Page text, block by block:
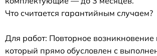
Что считается гарантийным случаем?
Для работ: Повторное возникновение
который прямо обусловлен с